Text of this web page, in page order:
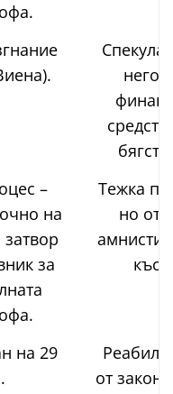
–
на
за
Тежка
но
на 29
от